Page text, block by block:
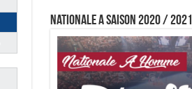
Nationale A saison 2020 / 2021